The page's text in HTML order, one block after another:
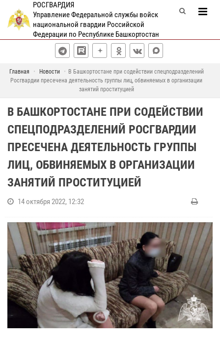
РОСГВАРДИЯ
Управление Федеральной службы войск
национальной гвардии Российской
Федерации по Республике Башкортостан
Главная Новости
В Башкортостане при содействии спецподразделений
Росгвардии пресечена деятельность группы лиц, обвиняемых в организации
занятий проституцией
В БАШКОРТОСТАНЕ ПРИ СОДЕЙСТВИИ
СПЕЦПОДРАЗДЕЛЕНИЙ РОСГВАРДИИ
ПРЕСЕЧЕНА ДЕЯТЕЛЬНОСТЬ ГРУППЫ
ЛИЦ, ОБВИНЯЕМЫХ В ОРГАНИЗАЦИИ
ЗАНЯТИЙ ПРОСТИТУЦИЕЙ
14 октября 2022, 12:32